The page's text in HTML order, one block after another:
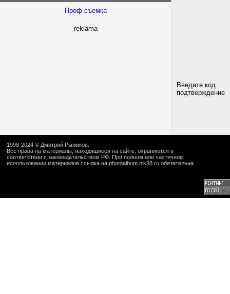
Проф.съемка
reklama
Введите код
подтверждение
1998-2024 © Дмитрий Рыжиков
Все права на материалы, находящиеся на сайте, охраняются в
соответствии с законодательством РФ. При полном или частичном
использовании материалов ссылка на photoalbum.nik38.ru обязательна.